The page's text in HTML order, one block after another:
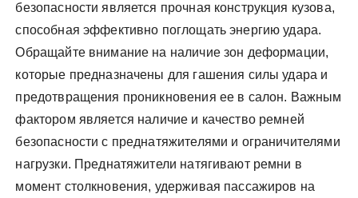
безопасности является прочная конструкция кузова,
способная эффективно поглощать энергию удара.
Обращайте внимание на наличие зон деформации,
которые предназначены для гашения силы удара и
предотвращения проникновения ее в салон. Важным
фактором является наличие и качество ремней
безопасности с преднатяжителями и ограничителями
нагрузки. Преднатяжители натягивают ремни в
момент столкновения, удерживая пассажиров на